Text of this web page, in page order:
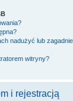
nadużyć lub
witryny?
i rejestracją